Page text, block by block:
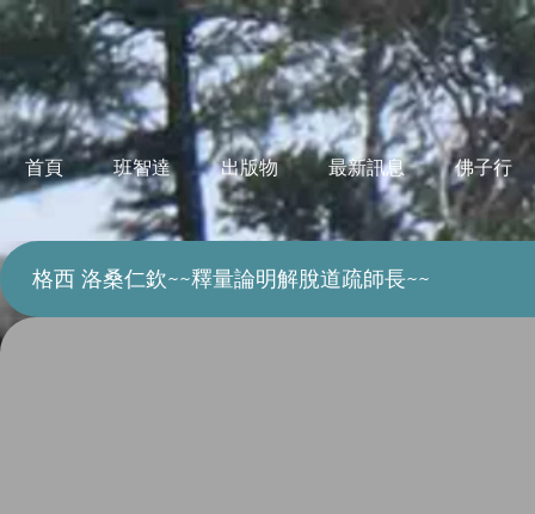
首頁 班智達 出版物 最新訊息 佛子行
格西 洛桑仁欽~~釋量論明解脫道疏師長~~